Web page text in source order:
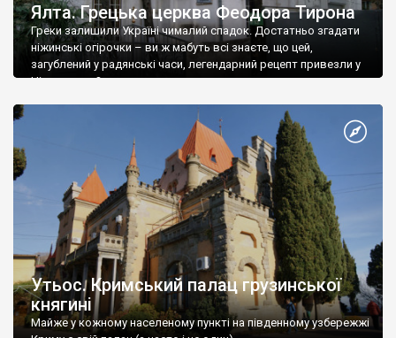
Ялта. Грецька церква Феодора Тирона
Греки залишили Україні чималий спадок. Достатньо згадати
ніжинські огірочки – ви ж мабуть всі знаєте, що цей,
загублений у радянські часи, легендарний рецепт привезли у
Ніжин греки?
Утьос. Кримський палац грузинської
княгині
Майже у кожному населеному пункті на південному узбережжі